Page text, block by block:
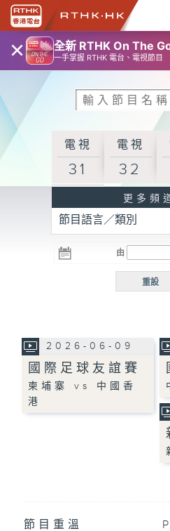
× 全新 RTHK On The
一手掌握 RTHK 電台、電視節目
電視
31
電視
32
R3
電台 電台
R5
更多頻
節目語言／類別
由
重設
2026-06-09
國際足球友誼賽
柬埔寨 vs 中國香
港
節目重溫